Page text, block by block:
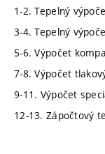
1-2. Tepelný
3-4. Tepelný
5-6. Výpočet
7-8. Výpočet
9-11. Výpočet
12-13. Zápočtový